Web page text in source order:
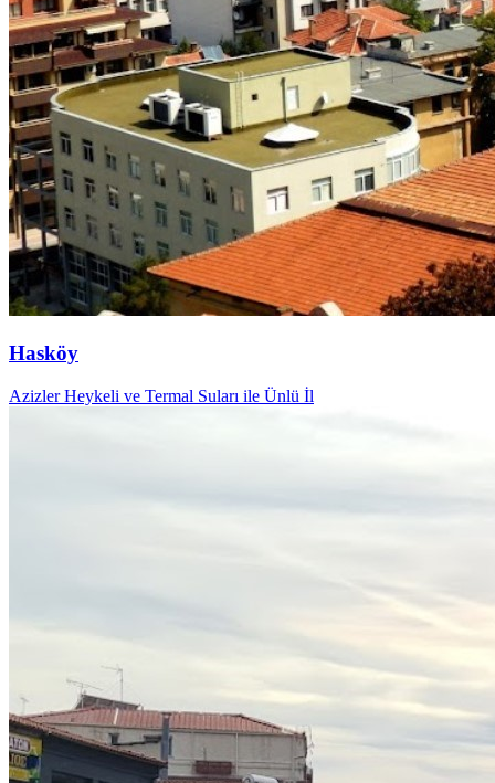
Hasköy
Azizler Heykeli ve Termal Suları ile Ünlü İl